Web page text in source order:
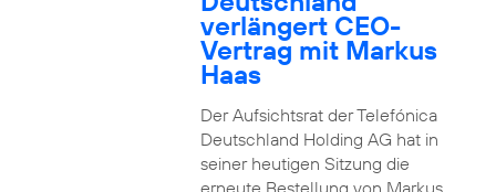
verlängert CEO-
Vertrag mit Markus
Haas
Der Aufsichtsrat der Telefónica
Deutschland Holding AG hat in
seiner heutigen Sitzung die
erneute Bestellung von Markus